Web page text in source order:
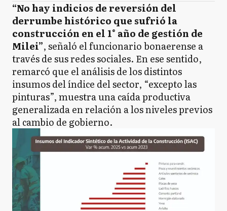
“No hay indicios de reversión del
derrumbe histórico que sufrió la
construcción en el 1° año de gestión de
Milei”, señaló el funcionario bonaerense a
través de sus redes sociales. En ese sentido,
remarcó que el análisis de los distintos
insumos del índice del sector, “excepto las
pinturas”, muestra una caída productiva
generalizada en relación a los niveles previos
al cambio de gobierno.